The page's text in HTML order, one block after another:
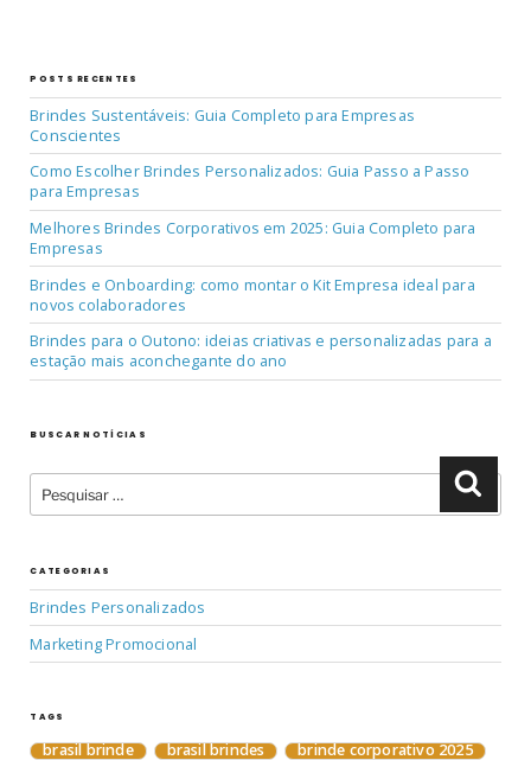
POSTS RECENTES
Brindes Sustentáveis: Guia Completo para Empresas
Conscientes
Como Escolher Brindes Personalizados: Guia Passo a Passo
para Empresas
Melhores Brindes Corporativos em 2025: Guia Completo para
Empresas
Brindes e Onboarding: como montar o Kit Empresa ideal para
novos colaboradores
Brindes para o Outono: ideias criativas e personalizadas para a
estação mais aconchegante do ano
BUSCAR NOTÍCIAS
CATEGORIAS
Brindes Personalizados
Marketing Promocional
TAGS
brasil brinde brasil brindes
brinde corporativo 2025